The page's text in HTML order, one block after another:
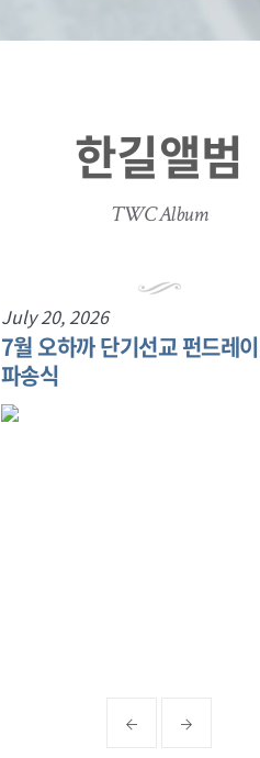
한길앨범
TWC Album
July 20, 2026
7월 오하까 단기선교 펀드레
파송식